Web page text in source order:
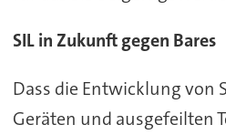
SIL in Zukunft gegen Bares
Dass die Entwicklung von
Geräten und ausgefeilten